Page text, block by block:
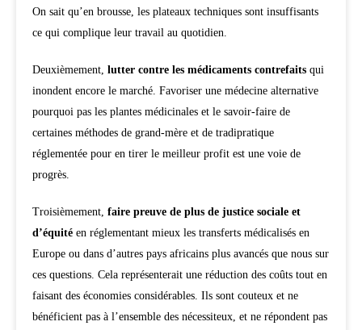
On sait qu’en brousse, les plateaux techniques sont insuffisants
ce qui complique leur travail au quotidien.
Deuxièmement, lutter contre les médicaments contrefaits qui
inondent encore le marché. Favoriser une médecine alternative
pourquoi pas les plantes médicinales et le savoir-faire de
certaines méthodes de grand-mère et de tradipratique
réglementée pour en tirer le meilleur profit est une voie de
progrès.
Troisièmement, faire preuve de plus de justice sociale et
d’équité en réglementant mieux les transferts médicalisés en
Europe ou dans d’autres pays africains plus avancés que nous sur
ces questions. Cela représenterait une réduction des coûts tout en
faisant des économies considérables. Ils sont couteux et ne
bénéficient pas à l’ensemble des nécessiteux, et ne répondent pas